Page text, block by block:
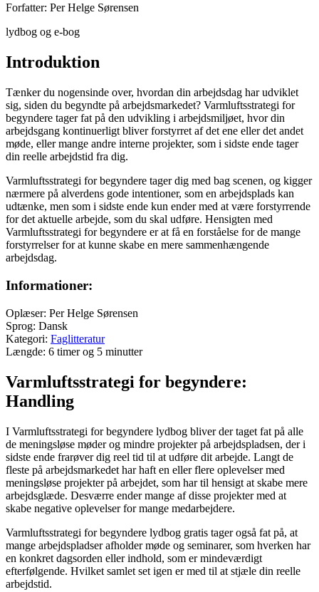
Forfatter: Per Helge Sørensen
lydbog og e-bog
Introduktion
Tænker du nogensinde over, hvordan din arbejdsdag har udviklet
sig, siden du begyndte på arbejdsmarkedet? Varmluftsstrategi for
begyndere tager fat på den udvikling i arbejdsmiljøet, hvor din
arbejdsgang kontinuerligt bliver forstyrret af det ene eller det andet
møde, eller mange andre interne projekter, som i sidste ende tager
din reelle arbejdstid fra dig.
Varmluftsstrategi for begyndere tager dig med bag scenen, og kigger
nærmere på alverdens gode intentioner, som en arbejdsplads kan
udtænke, men som i sidste ende kun ender med at være forstyrrende
for det aktuelle arbejde, som du skal udføre. Hensigten med
Varmluftsstrategi for begyndere er at få en forståelse for de mange
forstyrrelser for at kunne skabe en mere sammenhængende
arbejdsdag.
Informationer:
Oplæser: Per Helge Sørensen
Sprog: Dansk
Kategori: Faglitteratur
Længde: 6 timer og 5 minutter
Varmluftsstrategi for begyndere:
Handling
I Varmluftsstrategi for begyndere lydbog bliver der taget fat på alle
de meningsløse møder og mindre projekter på arbejdspladsen, der i
sidste ende frarøver dig reel tid til at udføre dit arbejde. Langt de
fleste på arbejdsmarkedet har haft en eller flere oplevelser med
meningsløse projekter på arbejdet, som har til hensigt at skabe mere
arbejdsglæde. Desværre ender mange af disse projekter med at
skabe negative oplevelser for mange medarbejdere.
Varmluftsstrategi for begyndere lydbog gratis tager også fat på, at
mange arbejdspladser afholder møde og seminarer, som hverken har
en konkret dagsorden eller indhold, som er mindeværdigt
efterfølgende. Hvilket samlet set igen er med til at stjæle din reelle
arbejdstid.